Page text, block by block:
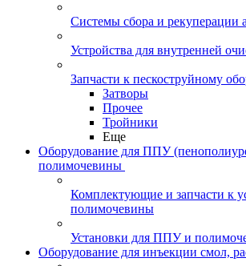
Системы сбора и рекуперации
Устройства для внутренней
Запчасти к пескоструйному
Затворы
Прочее
Тройники
Еще
Оборудование для ППУ
полимочевины
Комплектующие и запчасти к
полимочевины
Установки для ППУ и
Оборудование для инъекции смол,